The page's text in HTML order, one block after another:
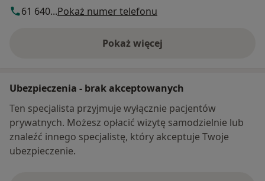
61 640...Pokaż numer telefonu
Pokaż więcej
o adresie
Ubezpieczenia - brak akceptowanych
Ten specjalista przyjmuje wyłącznie pacjentów
prywatnych. Możesz opłacić wizytę samodzielnie lub
znaleźć innego specjalistę, który akceptuje Twoje
ubezpieczenie.